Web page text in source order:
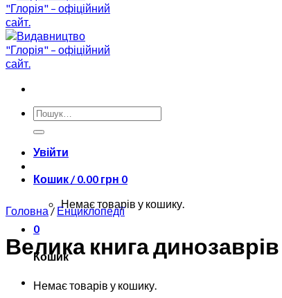
Шукати:
Увійти
Кошик /0.00 грн 0
Немає товарів у кошику.
0
Кошик
Немає товарів у кошику.
Головна / Енциклопедії
Велика книга